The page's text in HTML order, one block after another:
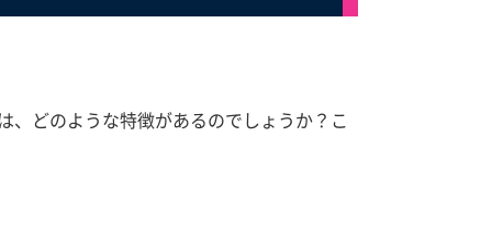
、どのような特徴があるのでしょうか？こ